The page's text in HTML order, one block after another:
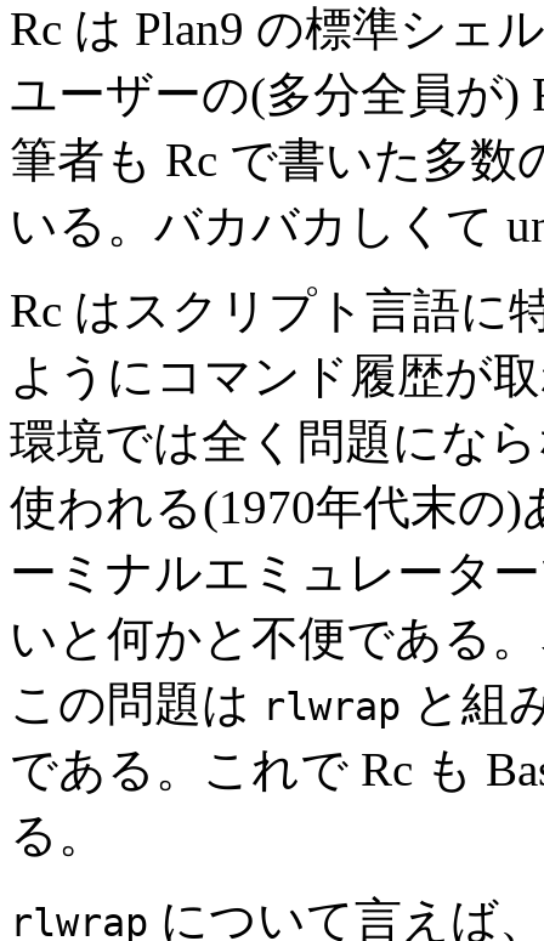
Rc は Plan9 の標準シェ
ユーザーの(多分全員が)
筆者も Rc で書いた多
いる。バカバカしくて
Rc はスクリプト言語に
ようにコマンド履歴が
環境では全く問題にな
使われる(1970年代末の
ーミナルエミュレータ
いと何かと不便である
この問題は rlwrap と組
である。これで Rc も
る。
rlwrap について言えば